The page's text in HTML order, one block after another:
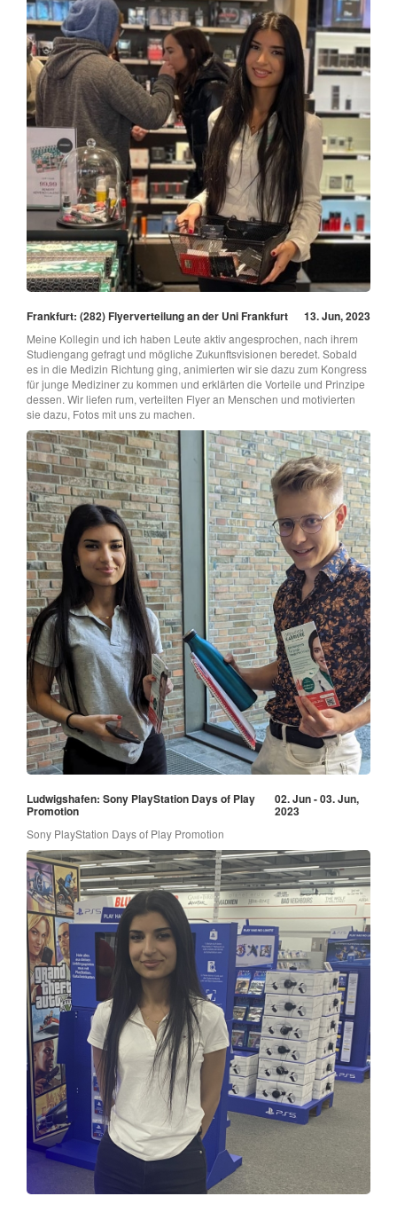
Frankfurt: (282) Flyerverteilung an der Uni Frankfurt 13. Jun, 2023
Meine Kollegin und ich haben Leute aktiv angesprochen, nach ihrem
Studiengang gefragt und mögliche Zukunftsvisionen beredet. Sobald
es in die Medizin Richtung ging, animierten wir sie dazu zum Kongress
für junge Mediziner zu kommen und erklärten die Vorteile und Prinzipe
dessen. Wir liefen rum, verteilten Flyer an Menschen und motivierten
sie dazu, Fotos mit uns zu machen.
Ludwigshafen: Sony PlayStation Days of Play
Promotion
02. Jun - 03. Jun,
2023
Sony PlayStation Days of Play Promotion